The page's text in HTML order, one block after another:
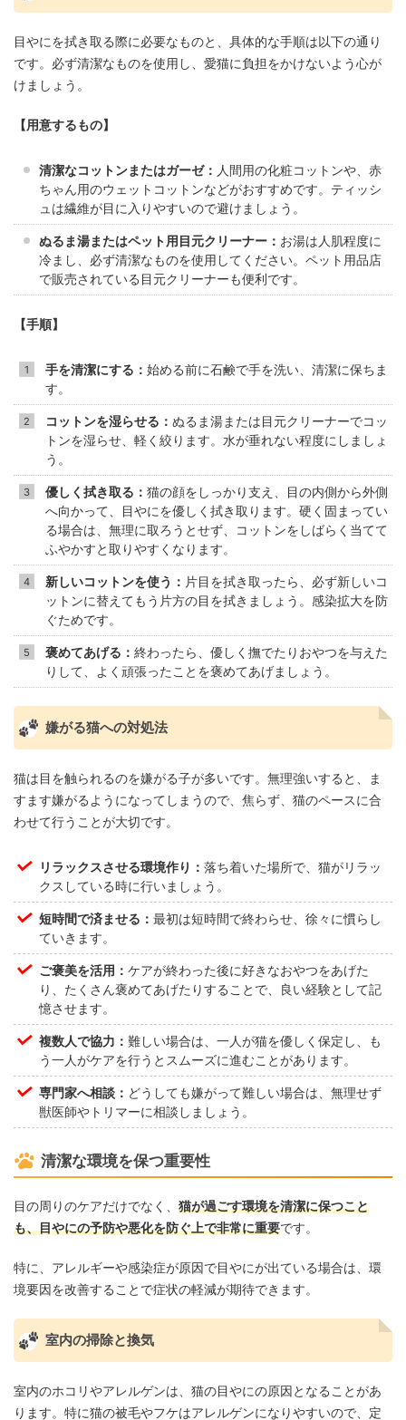
目やにを拭き取る際に必要なものと、具体的な手順は以下の通り
です。必ず清潔なものを使用し、愛猫に負担をかけないよう心が
けましょう。
【用意するもの】
清潔なコットンまたはガーゼ： 人間用の化粧コットンや、赤
ちゃん用のウェットコットンなどがおすすめです。ティッシ
ュは繊維が目に入りやすいので避けましょう。
ぬるま湯またはペット用目元クリーナー： お湯は人肌程度に
冷まし、必ず清潔なものを使用してください。ペット用品店
で販売されている目元クリーナーも便利です。
【手順】
手を清潔にする： 始める前に石鹸で手を洗い、清潔に保ちま
す。
コットンを湿らせる： ぬるま湯または目元クリーナーでコッ
トンを湿らせ、軽く絞ります。水が垂れない程度にしましょ
う。
優しく拭き取る： 猫の顔をしっかり支え、目の内側から外側
へ向かって、目やにを優しく拭き取ります。硬く固まってい
る場合は、無理に取ろうとせず、コットンをしばらく当てて
ふやかすと取りやすくなります。
新しいコットンを使う： 片目を拭き取ったら、必ず新しいコ
ットンに替えてもう片方の目を拭きましょう。感染拡大を防
ぐためです。
褒めてあげる： 終わったら、優しく撫でたりおやつを与えた
りして、よく頑張ったことを褒めてあげましょう。
嫌がる猫への対処法
猫は目を触られるのを嫌がる子が多いです。無理強いすると、ま
すます嫌がるようになってしまうので、焦らず、猫のペースに合
わせて行うことが大切です。
リラックスさせる環境作り： 落ち着いた場所で、猫がリラッ
クスしている時に行いましょう。
短時間で済ませる： 最初は短時間で終わらせ、徐々に慣らし
ていきます。
ご褒美を活用： ケアが終わった後に好きなおやつをあげた
り、たくさん褒めてあげたりすることで、良い経験として記
憶させます。
複数人で協力： 難しい場合は、一人が猫を優しく保定し、も
う一人がケアを行うとスムーズに進むことがあります。
専門家へ相談： どうしても嫌がって難しい場合は、無理せず
獣医師やトリマーに相談しましょう。
清潔な環境を保つ重要性
目の周りのケアだけでなく、 猫が過ごす環境を清潔に保つこと
も、目やにの予防や悪化を防ぐ上で非常に重要です。
特に、アレルギーや感染症が原因で目やにが出ている場合は、環
境要因を改善することで症状の軽減が期待できます。
室内の掃除と換気
室内のホコリやアレルゲンは、猫の目やにの原因となることがあ
ります。特に猫の被毛やフケはアレルゲンになりやすいので、定